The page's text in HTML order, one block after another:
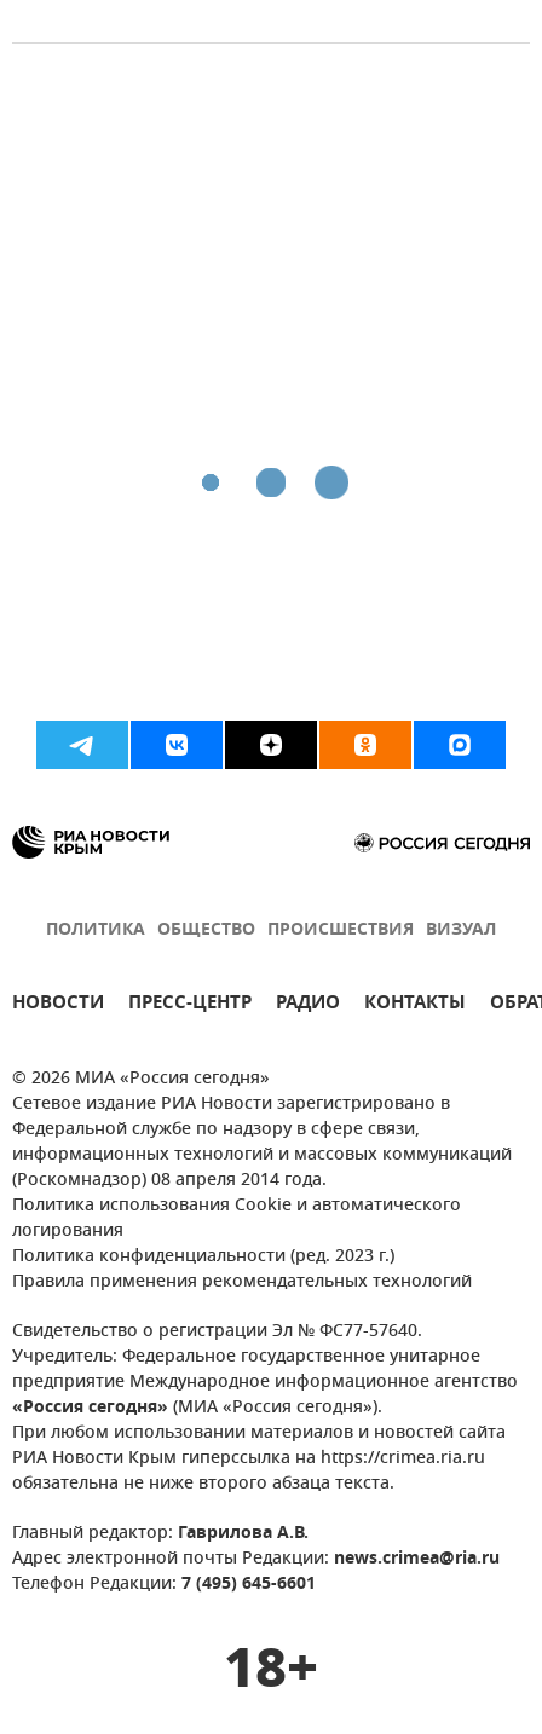
ПОЛИТИКА ОБЩЕСТВО ПРОИСШЕСТВИЯ ВИЗУАЛ
НОВОСТИ ПРЕСС-ЦЕНТР РАДИО КОНТАКТЫ
© 2026 МИА «Россия сегодня»
Сетевое издание РИА Новости зарегистрировано в
Федеральной службе по надзору в сфере связи,
информационных технологий и массовых коммуникаций
(Роскомнадзор) 08 апреля 2014 года.
Политика использования Cookie и автоматического
логирования
Политика конфиденциальности (ред. 2023 г.)
Правила применения рекомендательных технологий
Свидетельство о регистрации Эл № ФС77-57640.
Учредитель: Федеральное государственное унитарное
предприятие Международное информационное агентство
«Россия сегодня» (МИА «Россия сегодня»).
При любом использовании материалов и новостей сайта
РИА Новости Крым гиперссылка на https://crimea.ria.ru
обязательна не ниже второго абзаца текста.
Главный редактор: Гаврилова А.В.
Адрес электронной почты Редакции: news.crimea@ria.ru
Телефон Редакции: 7 (495) 645-6601
18+